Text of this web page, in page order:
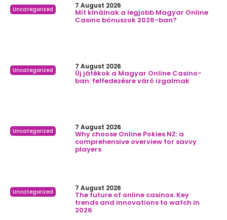
Uncategorized 7 August 2026
Mit kínálnak a legjobb Magyar Online
Casino bónuszok 2026-ban?
Uncategorized 7 August 2026
Új játékok a Magyar Online Casino-
ban: felfedezésre váró izgalmak
Uncategorized 7 August 2026
Why choose Online Pokies NZ: a
comprehensive overview for savvy
players
Uncategorized 7 August 2026
The future of online casinos: Key
trends and innovations to watch in
2026